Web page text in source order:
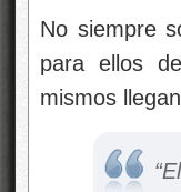
No siempre
para ellos
mismos